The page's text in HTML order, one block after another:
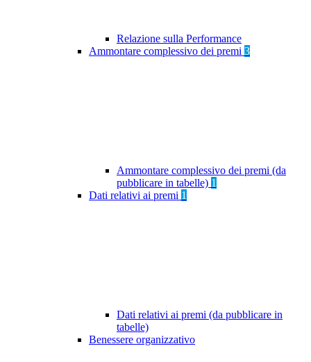
Relazione sulla Performance
Ammontare complessivo dei premi 3
Ammontare complessivo dei premi (da
pubblicare in tabelle) 1
Dati relativi ai premi 1
Dati relativi ai premi (da pubblicare in
tabelle)
Benessere organizzativo